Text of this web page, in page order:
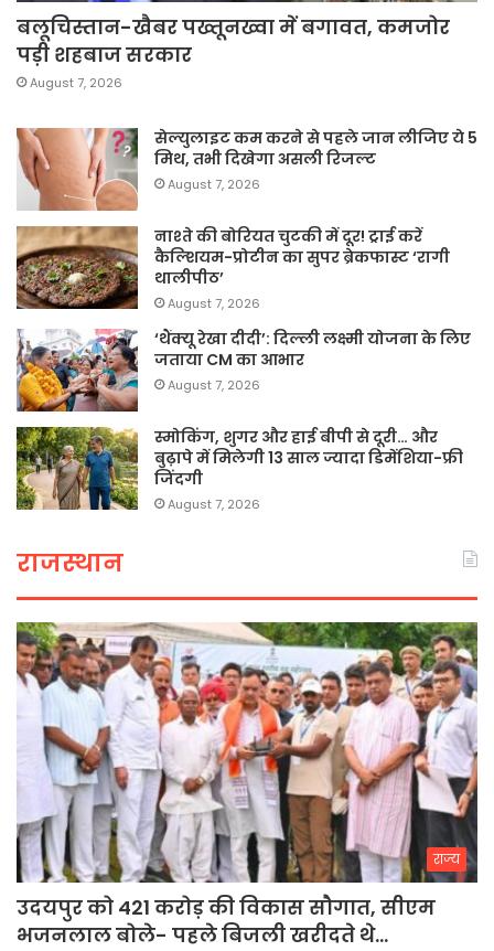
बलूचिस्तान-खैबर पख्तूनख्वा में बगावत, कमजोर
पड़ी शहबाज सरकार
August 7, 2026
सेल्युलाइट कम करने से पहले जान लीजिए ये 5
मिथ, तभी दिखेगा असली रिजल्ट
August 7, 2026
नाश्ते की बोरियत चुटकी में दूर! ट्राई करें
कैल्शियम-प्रोटीन का सुपर ब्रेकफास्ट ‘रागी
थालीपीठ’
August 7, 2026
‘थैंक्यू रेखा दीदी’: दिल्ली लक्ष्मी योजना के लिए
जताया CM का आभार
August 7, 2026
स्मोकिंग, शुगर और हाई बीपी से दूरी… और
बुढ़ापे में मिलेगी 13 साल ज्यादा डिमेंशिया-फ्री
जिंदगी
August 7, 2026
राजस्थान
राज्य
उदयपुर को 421 करोड़ की विकास सौगात, सीएम
भजनलाल बोले- पहले बिजली खरीदते थे…